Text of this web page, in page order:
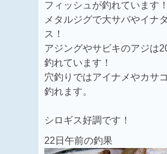
フィッシュが釣れています！
メタルジグで大サバやイナ
ス！
アジングやサビキのアジは
釣れています！
穴釣りではアイナメやカサ
釣れます。
シロギス好調です！
22日午前の釣果